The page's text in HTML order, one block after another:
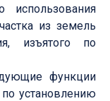
использования
из земель
изъятого по
функции
установлению